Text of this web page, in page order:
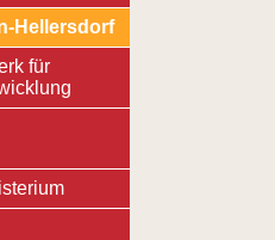
Hellersdorf
für